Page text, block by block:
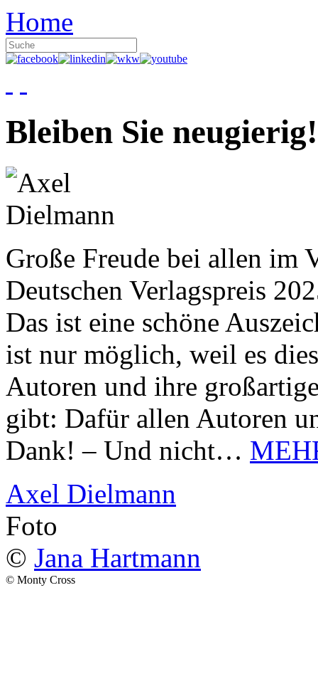
Home
Bleiben Sie neugierig!
Große Freude bei allen im
Deutschen Verlagspreis
Das ist eine schöne
ist nur möglich, weil es
Autoren und ihre
gibt: Dafür allen Autoren
Dank! – Und nicht…
Axel Dielmann
Foto
© Jana Hartmann
© Monty Cross